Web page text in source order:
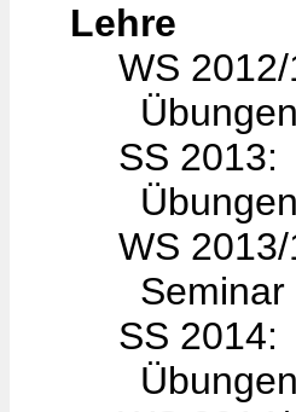
Lehre
WS 2012/
SS 2013:
WS 2013/
SS 2014: